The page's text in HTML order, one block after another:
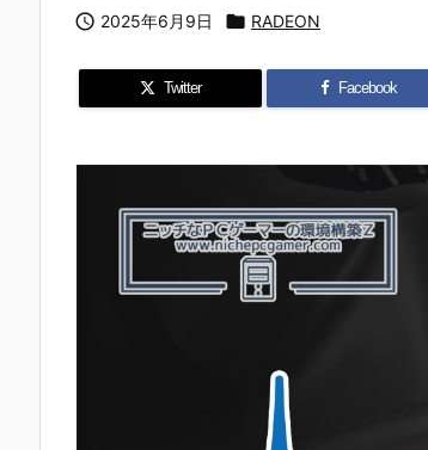
 2025年6月9日  RADEON
Twitter Facebook